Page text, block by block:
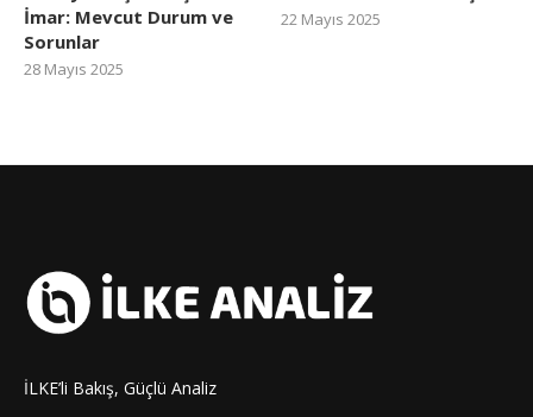
İmar: Mevcut Durum ve
Sorunlar
28 Mayıs 2025
22 Mayıs 2025
İLKE’li Bakış, Güçlü Analiz